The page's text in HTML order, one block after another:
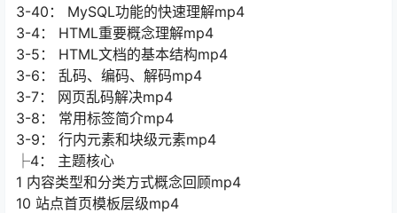
3-40： MySQL功能的快速理解mp4
3-4： HTML重要概念理解mp4
3-5： HTML文档的基本结构mp4
3-6： 乱码、编码、解码mp4
3-7： 网页乱码解决mp4
3-8： 常用标签简介mp4
3-9： 行内元素和块级元素mp4
├4： 主题核心
1 内容类型和分类方式概念回顾mp4
10 站点首页模板层级mp4